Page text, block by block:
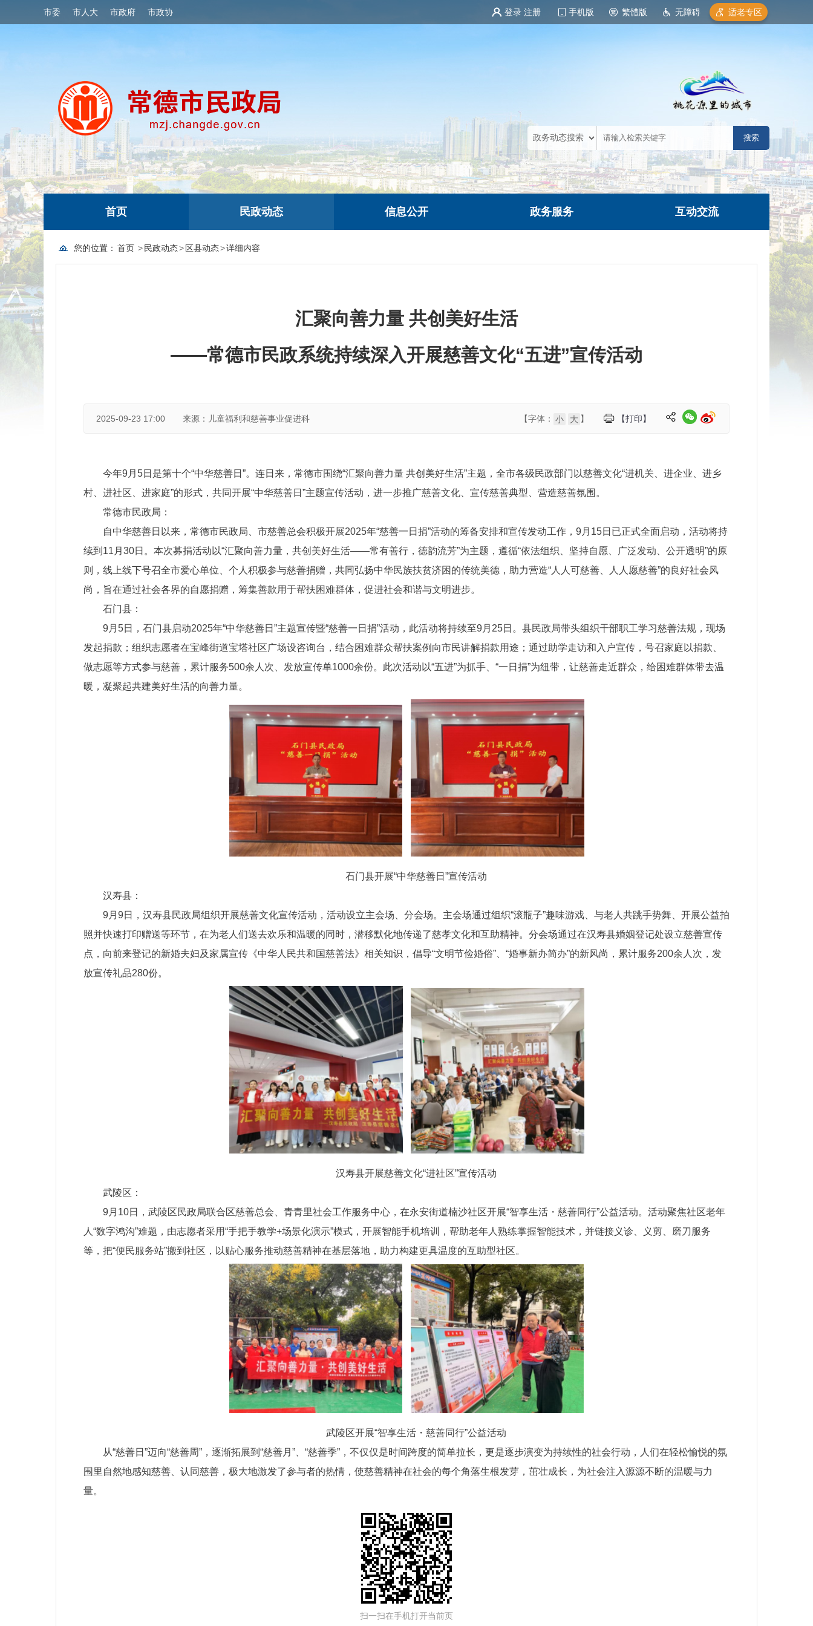
市委 市人大 市政府 市政协 登录 注册 手机版 繁體版 无障碍 适老专区
首页 民政动态 信息公开 政务服务 互动交流
您的位置： 首页 > 民政动态> 区县动态>详细内容
汇聚向善力量 共创美好生活
——常德市民政系统持续深入开展慈善文化“五进”宣传活动
2025-09-23 17:00 来源：儿童福利和慈善事业促进科 【打印】
【字体： 小 大 】
今年9月5日是第十个“中华慈善日”。连日来，常德市围绕“汇聚向善力量 共创美好生活”主题，全市各级民政部门以慈善文化“进机关、进企业、进乡
村、进社区、进家庭”的形式，共同开展“中华慈善日”主题宣传活动，进一步推广慈善文化、宣传慈善典型、营造慈善氛围。
常德市民政局：
自中华慈善日以来，常德市民政局、市慈善总会积极开展2025年“慈善一日捐”活动的筹备安排和宣传发动工作，9月15日已正式全面启动，活动将持
续到11月30日。本次募捐活动以“汇聚向善力量，共创美好生活——常有善行，德韵流芳”为主题，遵循“依法组织、坚持自愿、广泛发动、公开透明”的原
则，线上线下号召全市爱心单位、个人积极参与慈善捐赠，共同弘扬中华民族扶贫济困的传统美德，助力营造“人人可慈善、人人愿慈善”的良好社会风
尚，旨在通过社会各界的自愿捐赠，筹集善款用于帮扶困难群体，促进社会和谐与文明进步。
石门县：
9月5日，石门县启动2025年“中华慈善日”主题宣传暨“慈善一日捐”活动，此活动将持续至9月25日。县民政局带头组织干部职工学习慈善法规，现场
发起捐款；组织志愿者在宝峰街道宝塔社区广场设咨询台，结合困难群众帮扶案例向市民讲解捐款用途；通过助学走访和入户宣传，号召家庭以捐款、
做志愿等方式参与慈善，累计服务500余人次、发放宣传单1000余份。此次活动以“五进”为抓手、“一日捐”为纽带，让慈善走近群众，给困难群体带去温
暖，凝聚起共建美好生活的向善力量。
石门县开展“中华慈善日”宣传活动
汉寿县：
9月9日，汉寿县民政局组织开展慈善文化宣传活动，活动设立主会场、分会场。主会场通过组织“滚瓶子”趣味游戏、与老人共跳手势舞、开展公益拍
照并快速打印赠送等环节，在为老人们送去欢乐和温暖的同时，潜移默化地传递了慈孝文化和互助精神。分会场通过在汉寿县婚姻登记处设立慈善宣传
点，向前来登记的新婚夫妇及家属宣传《中华人民共和国慈善法》相关知识，倡导“文明节俭婚俗”、“婚事新办简办”的新风尚，累计服务200余人次，发
放宣传礼品280份。
汉寿县开展慈善文化“进社区”宣传活动
武陵区：
9月10日，武陵区民政局联合区慈善总会、青青里社会工作服务中心，在永安街道楠沙社区开展“智享生活・慈善同行”公益活动。活动聚焦社区老年
人“数字鸿沟”难题，由志愿者采用“手把手教学+场景化演示”模式，开展智能手机培训，帮助老年人熟练掌握智能技术，并链接义诊、义剪、磨刀服务
等，把“便民服务站”搬到社区，以贴心服务推动慈善精神在基层落地，助力构建更具温度的互助型社区。
武陵区开展“智享生活・慈善同行”公益活动
从“慈善日”迈向“慈善周”，逐渐拓展到“慈善月”、“慈善季”，不仅仅是时间跨度的简单拉长，更是逐步演变为持续性的社会行动，人们在轻松愉悦的氛
围里自然地感知慈善、认同慈善，极大地激发了参与者的热情，使慈善精神在社会的每个角落生根发芽，茁壮成长，为社会注入源源不断的温暖与力
量。
扫一扫在手机打开当前页